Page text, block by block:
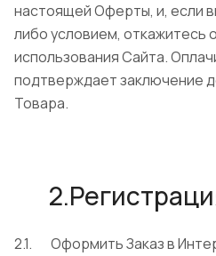
настоящей Оферты, и, если
либо условием, откажитесь
использования Сайта.
подтверждает заключение
Товара.
2.1. Оформить Заказ в